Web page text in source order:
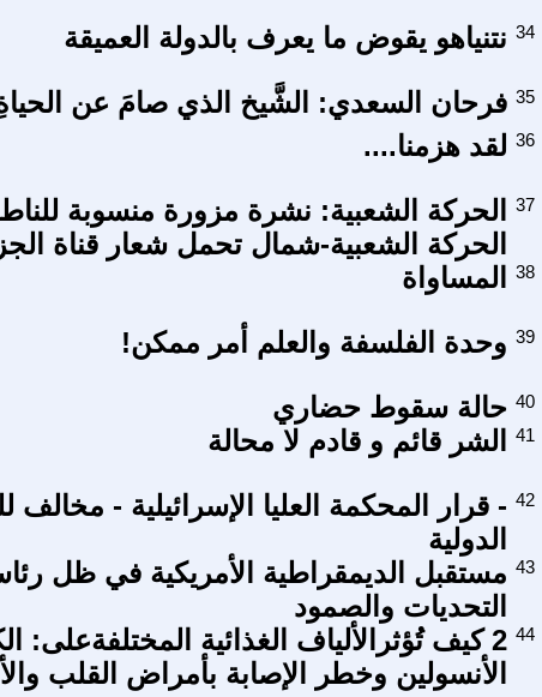
نتنياهو يقوض ما يعرف بالدولة العميقة 34
فرحان السعدي: الشَّيخ الذي صامَ عن 35
لقد هزمنا.... 36
الحركة الشعبية: نشرة مزورة منسوبة
الحركة الشعبية-شمال تحمل شعار قناة
37
المساواة 38
وحدة الفلسفة والعلم أمر ممكن! 39
حالة سقوط حضاري 40
الشر قائم و قادم لا محالة 41
- قرار المحكمة العليا الإسرائيلية - مخالف
الدولية
42
مستقبل الديمقراطية الأمريكية في ظل
التحديات والصمود
43
2 كيف تُؤثرالألياف الغذائية المختلفةعلى:
الأنسولين وخطر الإصابة بأمراض القلب
44